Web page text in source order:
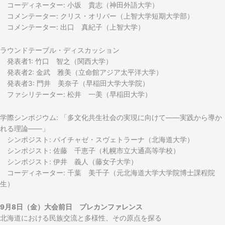
コーディネーター: 小坂 貴志（神田外語大学）
コメンテーター: クリス・オリバー（上智大学短期大学部）
コメンテーター: 出口 真紀子（上智大学）
ラウンドテーブル・ディスカッション
発表者1: 竹口 智之（関西大学）
発表者2: 金武 雅美（立命館アジア太平洋大学）
発表者3: 門井 美奈子（早稲田大学大学院）
ファシリテーター: 松井 一美（早稲田大学）
学際シンポジウム: 「多文化共生社会の実現に向けて――実践から導か
れる理論――」
シンポジスト: パイチャゼ・スヴェトラーナ（北海道大学）
シンポジスト: 佐藤 千恵子（札幌市立大通高等学校）
シンポジスト: 伊井 義人（藤女子大学）
コーディネーター: 千葉 美千子（元北海道大学大学院博士課程院
生）
9月8日（金）大会前日 プレカンファレンス
北海道における民族交流と多様性、その原点を探る